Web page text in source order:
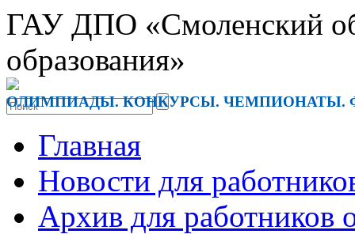
ГАУ ДПО «Смоленский
образования»
ОЛИМПИАДЫ. КОНКУРСЫ. ЧЕМПИОНАТЫ.
Главная
Новости для
Архив для работников